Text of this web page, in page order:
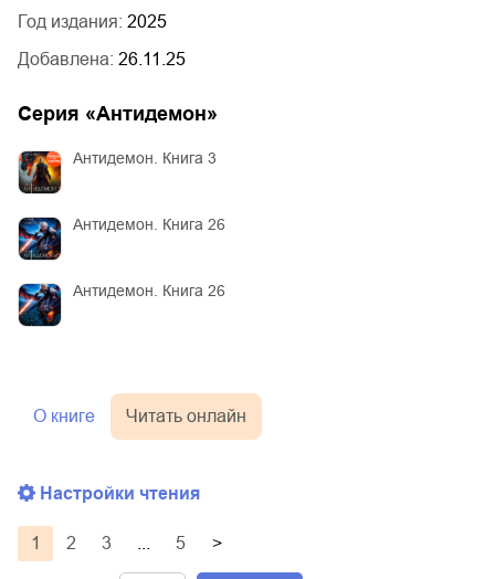
Год издания: 2025
Добавлена: 26.11.25
Серия «Антидемон»
Антидемон. Книга 3
Антидемон. Книга 26
Антидемон. Книга 26
О книге Читать онлайн
Настройки чтения
1 2 3 5 >